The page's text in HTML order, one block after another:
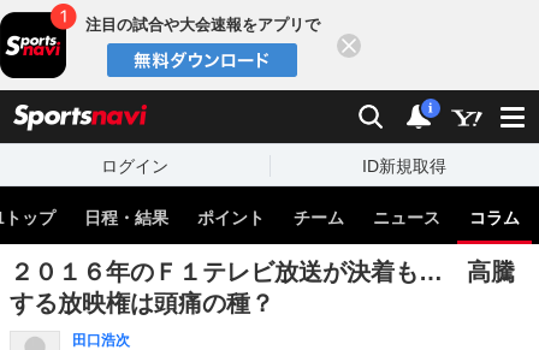
注目の試合や大会速報をアプリで
検索 通知
i
ログイン ID新規取得
トップ 日程・結果 ポイント チーム ニュース コラム
２０１６年のＦ１テレビ放送が決着も… 高騰
する放映権は頭痛の種？
田口浩次